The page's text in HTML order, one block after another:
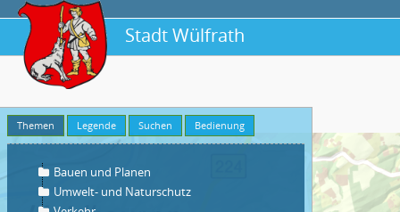
Themen Legende Suchen Bedienung
Bauen und Planen
Umwelt- und Naturschutz
Vorlage
Qualität
Entwurf (72dpi)
Maßstab
1:500
Drehung